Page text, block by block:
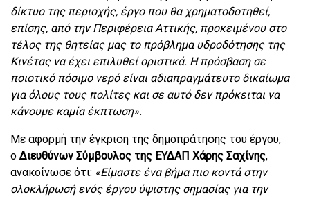
δίκτυο της περιοχής, έργο που θα χρηματοδοτηθεί,
επίσης, από την Περιφέρεια Αττικής, προκειμένου στο
τέλος της θητείας μας το πρόβλημα υδροδότησης της
Κινέτας να έχει επιλυθεί οριστικά. Η πρόσβαση σε
ποιοτικό πόσιμο νερό είναι αδιαπραγμάτευτο δικαίωμα
για όλους τους πολίτες και σε αυτό δεν πρόκειται να
κάνουμε καμία έκπτωση».
Με αφορμή την έγκριση της δημοπράτησης του έργου,
οΔιευθύνων Σύμβουλος της ΕΥΔΑΠ Χάρης Σαχίνης,
ανακοίνωσε ότι: «Είμαστε ένα βήμα πιο κοντά στην
ολοκλήρωσή ενός έργου ύψιστης σημασίας για την